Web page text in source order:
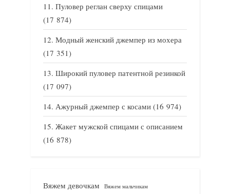
Пуловер реглан сверху спицами
(17 874)
Модный женский джемпер из мохера
(17 351)
Широкий пуловер патентной резинкой
(17 097)
Ажурный джемпер с косами (16 974)
Жакет мужской спицами с описанием
(16 878)
Вяжем девочкам Вяжем мальчикам